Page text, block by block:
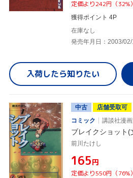
定価より242円（32%
獲得ポイント 4P
在庫なし
発売年月日：2003/02/
入荷したら知りたい
中古
店舗受取可
コミック
講談社漫
ブレイクショット
前川たけし
¥165円
定価より550円（76%